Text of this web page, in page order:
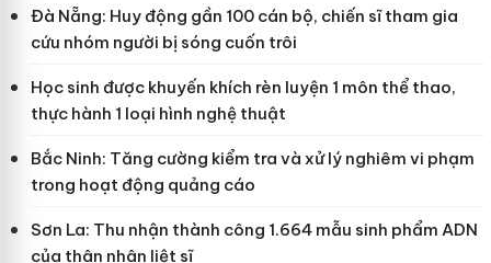
Đà Nẵng: Huy động gần 100 cán bộ, chiến sĩ tham gia
cứu nhóm người bị sóng cuốn trôi
Học sinh được khuyến khích rèn luyện 1 môn thể thao,
thực hành 1 loại hình nghệ thuật
Bắc Ninh: Tăng cường kiểm tra và xử lý nghiêm vi phạm
trong hoạt động quảng cáo
Sơn La: Thu nhận thành công 1.664 mẫu sinh phẩm ADN
của thân nhân liệt sĩ